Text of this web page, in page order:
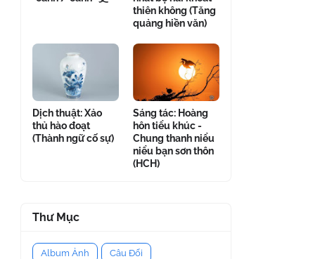
thiên không (Tăng
quảng hiền văn)
Dịch thuật: Xảo
thủ hào đoạt
(Thành ngữ cố sự)
Sáng tác: Hoàng
hôn tiểu khúc -
Chung thanh niểu
niểu bạn sơn thôn
(HCH)
Thư Mục
Album Ảnh Câu Đối